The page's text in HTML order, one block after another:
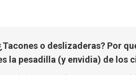
o deslizaderas? Por
la pesadilla (y envidia) de los